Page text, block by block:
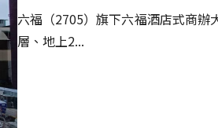
六福（2705）旗下六福酒店式商
層、地上2...